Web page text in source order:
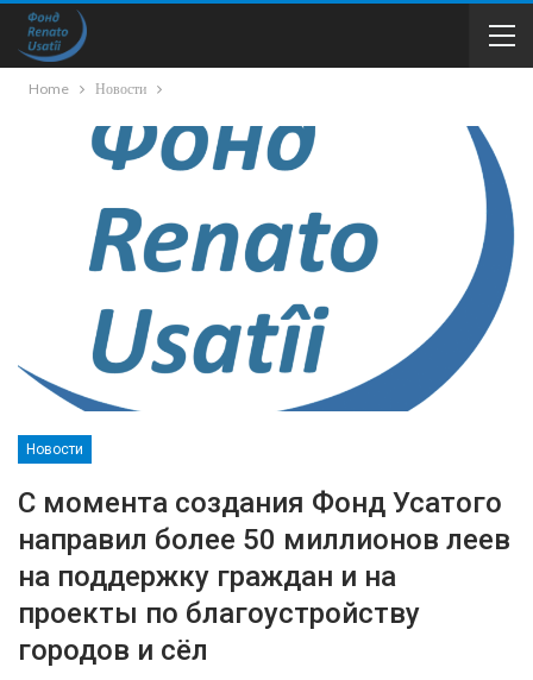
Home Новости
Новости
С момента создания Фонд Усатого
направил более 50 миллионов леев
на поддержку граждан и на
проекты по благоустройству
городов и сёл